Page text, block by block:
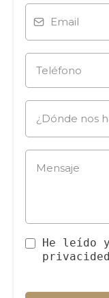
He leído
privacided